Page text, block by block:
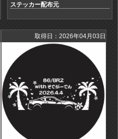
ステッカー配布元
取得日：2026年04月03日